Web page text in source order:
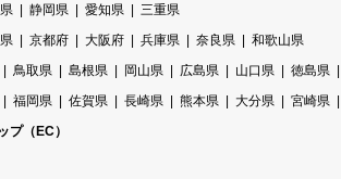
静岡県 愛知県
三重県
京都府 大阪府 兵庫県 奈良県
和歌山県
鳥取県 島根県 岡山県 広島県 山口県 徳島県
福岡県 佐賀県 長崎県 熊本県 大分県 宮崎県
プ（EC）